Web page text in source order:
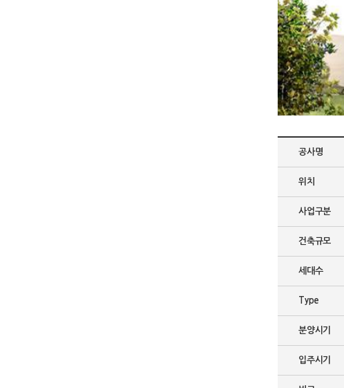
공사명
위치
사업구분
건축규모
세대수
Type
분양시기
입주시기